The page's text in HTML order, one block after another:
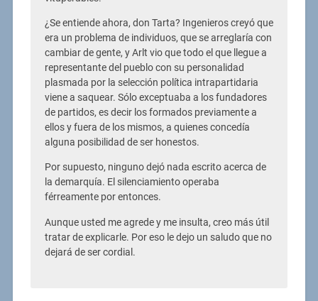
¿Se entiende ahora, don Tarta? Ingenieros creyó que
era un problema de individuos, que se arreglaría con
cambiar de gente, y Arlt vio que todo el que llegue a
representante del pueblo con su personalidad
plasmada por la selección política intrapartidaria
viene a saquear. Sólo exceptuaba a los fundadores
de partidos, es decir los formados previamente a
ellos y fuera de los mismos, a quienes concedía
alguna posibilidad de ser honestos.
Por supuesto, ninguno dejó nada escrito acerca de
la demarquía. El silenciamiento operaba
férreamente por entonces.
Aunque usted me agrede y me insulta, creo más útil
tratar de explicarle. Por eso le dejo un saludo que no
dejará de ser cordial.